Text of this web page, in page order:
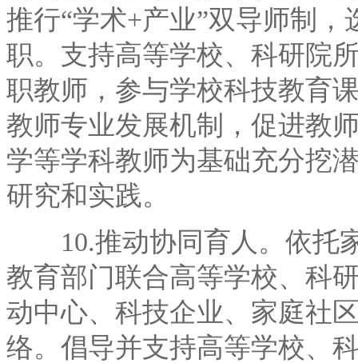
推行“学术+产业”双导师制
职。支持高等学校、科研院
职教师，参与学校科技教育
教师专业发展机制，促进教
学等学科教师为基础充分挖
研究和实践。
10.推动协同育人。依托家
教育部门联合高等学校、科
动中心、科技企业、家庭社
络。倡导并支持高等学校、